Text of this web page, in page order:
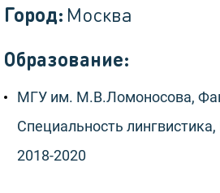
Город: Москва
Образование:
МГУ им. М.В.Ломоносова,
Специальность
2018-2020